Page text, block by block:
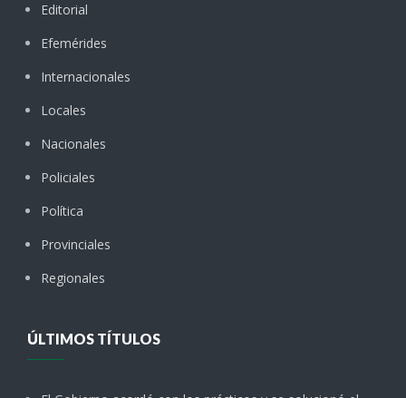
Editorial
Efemérides
Internacionales
Locales
Nacionales
Policiales
Política
Provinciales
Regionales
ÚLTIMOS TÍTULOS